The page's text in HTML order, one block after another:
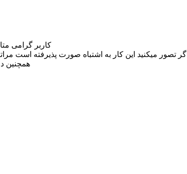
کاربر گرامی
اگر تصور میکنید این کار به اشتباه صورت پذیرفته است مراتب این مسئله را
همچنین